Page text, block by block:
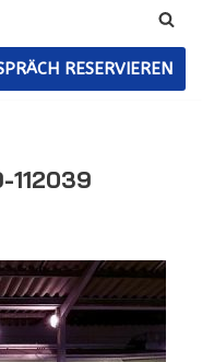
RESERVIEREN
112039